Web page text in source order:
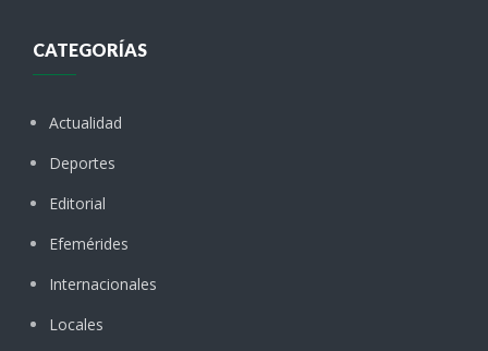
CATEGORÍAS
Actualidad
Deportes
Editorial
Efemérides
Internacionales
Locales